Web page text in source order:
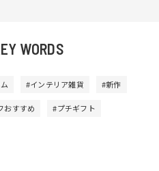
WORDS
#インテリア雑貨 #新作
おすすめ #プチギフト